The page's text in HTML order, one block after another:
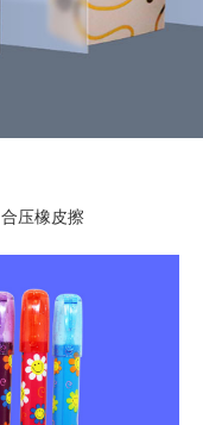
合压橡皮擦